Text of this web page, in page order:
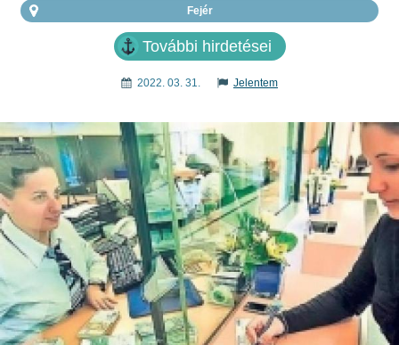
Fejér
További hirdetései
2022. 03. 31. Jelentem